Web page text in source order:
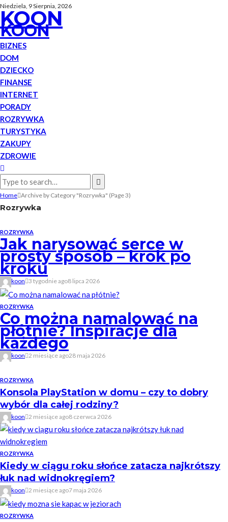
Niedziela, 9 Sierpnia, 2026
KOON
KOON
BIZNES
DOM
DZIECKO
FINANSE
INTERNET
PORADY
ROZRYWKA
TURYSTYKA
ZAKUPY
ZDROWIE
Home Archive by Category "Rozrywka" (Page 3)
Rozrywka
ROZRYWKA
Jak narysować serce w
prosty sposób – krok po
kroku
koon 3 tygodnie ago8 lipca 2026
ROZRYWKA
Co można namalować na
płótnie? Inspiracje dla
każdego
koon 2 miesiące ago28 maja 2026
ROZRYWKA
Konsola PlayStation w domu – czy to dobry
wybór dla całej rodziny?
koon 2 miesiące ago8 czerwca 2026
ROZRYWKA
Kiedy w ciągu roku słońce zatacza najkrótszy
łuk nad widnokręgiem?
koon 2 miesiące ago7 maja 2026
ROZRYWKA